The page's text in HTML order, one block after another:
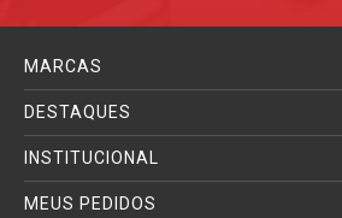
MARCAS
DESTAQUES
INSTITUCIONAL
MEUS PEDIDOS